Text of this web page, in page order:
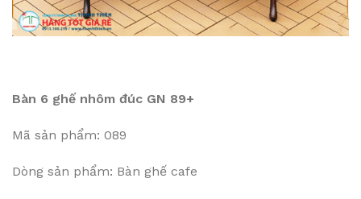
Bàn 6 ghế nhôm đúc GN 89+
Mã sản phẩm: 089
Dòng sản phẩm: Bàn ghế cafe